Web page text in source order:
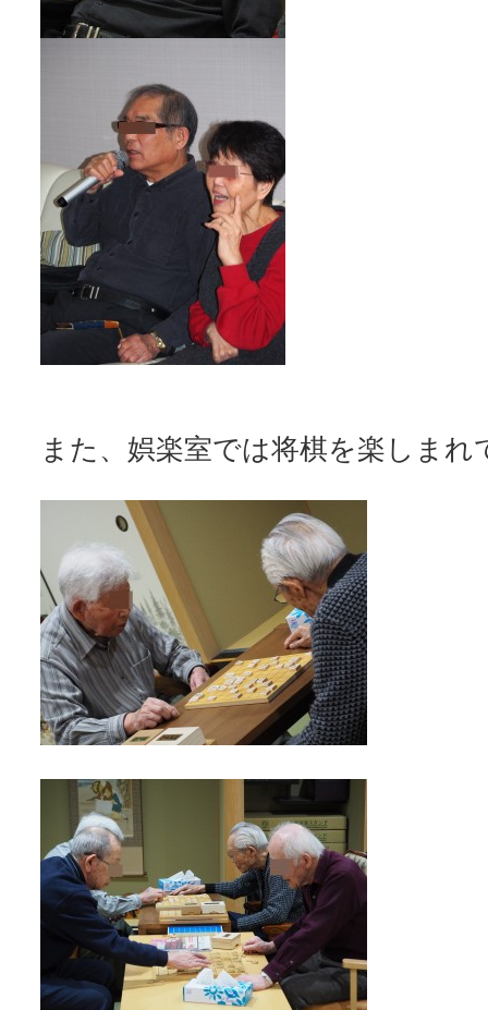
また、娯楽室では将棋を楽しまれ